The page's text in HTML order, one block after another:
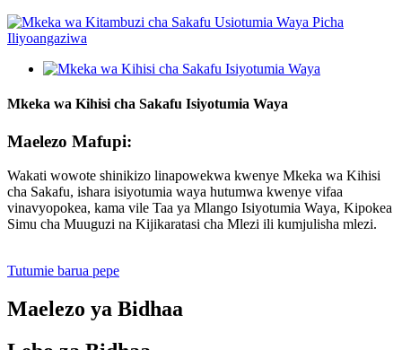
Mkeka wa Kihisi cha Sakafu Isiyotumia Waya
Maelezo Mafupi:
Wakati wowote shinikizo linapowekwa kwenye Mkeka wa Kihisi
cha Sakafu, ishara isiyotumia waya hutumwa kwenye vifaa
vinavyopokea, kama vile Taa ya Mlango Isiyotumia Waya, Kipokea
Simu cha Muuguzi na Kijikaratasi cha Mlezi ili kumjulisha mlezi.
Tutumie barua pepe
Maelezo ya Bidhaa